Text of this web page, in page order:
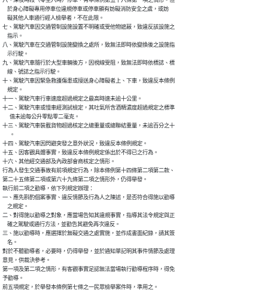
    於身心障礙專用停車位違規停車或停車顯有妨礙消防安全之虞，或妨
    礙其他人車通行經人檢舉者，不在此限。
七、駕駛汽車因交通管制設施設置不明確或受他物遮蔽，致違反該設施之
    指示。
八、駕駛汽車在交通管制設施變換之處所，致無法即時依變換後之設施指
    示行駛。
九、駕駛汽車隨行於大型車輛後方，因視線受阻，致無法即時依標誌、標
    線、號誌之指示行駛。
十、駕駛汽車因緊急救護傷患或接送身心障礙者上、下車，致違反本條例
    規定。
十一、駕駛汽車行車速度超過規定之最高時速未逾十公里。
十二、駕駛汽車或慢車經測試檢定，其吐氣所含酒精濃度超過規定之標準
      值未逾每公升零點零二毫克。
十三、駕駛汽車裝載貨物超過核定之總重量或總聯結重量，未逾百分之十
      。
十四、駕駛汽車因閃避突發之意外狀況，致違反本條例規定。
十五、因客觀具體事實，致違反本條例規定係出於不得已之行為。
十六、其他經交通部及內政部會商核定之情形。
行為人發生交通事故有前項規定行為，除本條例第十四條第二項第二款、
第二十五條第二項或第六十九條第二項之情形外，仍得舉發。
執行前二項之勸導，依下列規定辦理：
一、應先斟酌個案事實、違反情節及行為人之陳述，是否符合得施以勸導
    之規定。
二、對得施以勸導之對象，應當場告知其違規事實，指導其法令規定與正
    確之駕駛或通行方法，並勸告其避免再次違反。
三、施以勸導時，應選擇於無礙交通之處實施，並作成書面紀錄，請其簽
    名。
對於不聽勸導者，必要時，仍得舉發，並於通知單記明其事件情節及處理
意見，供裁決參考。
第一項及第二項之情形，有客觀事實足認無法當場執行勸導程序時，得免
予勸導。
前五項規定，於舉發本條例第七條之一民眾檢舉案件時，準用之。